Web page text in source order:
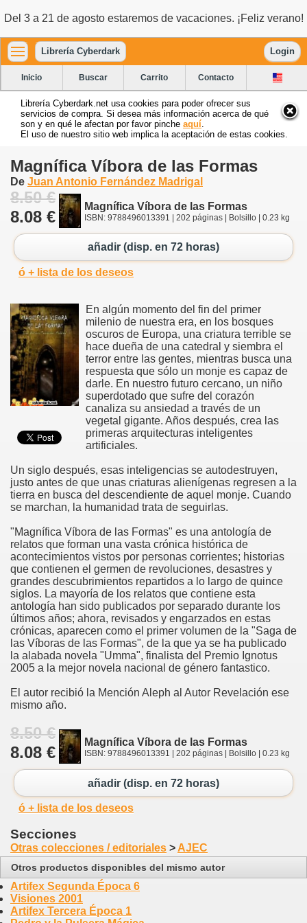
Del 3 a 21 de agosto estaremos de vacaciones. ¡Feliz verano!
Librería Cyberdark Login
Inicio Buscar Carrito Contacto
Librería Cyberdark.net usa cookies para poder ofrecer sus
servicios de compra. Si desea más información acerca de qué
son y en qué le afectan por favor pinche aquí
El uso de nuestro sitio web implica la aceptación de estas cookies.
Magnífica Víbora de las Formas
De Juan Antonio Fernández Madrigal
8.50 €
8.08 €
Magnífica Víbora de las Formas
ISBN: 9788496013391 | 202 páginas | Bolsillo | 0.23 kg
añadir (disp. en 72 horas)
ó + lista de los deseos
En algún momento del fin del primer
milenio de nuestra era, en los bosques
oscuros de Europa, una criatura terrible se
hace dueña de una catedral y siembra el
terror entre las gentes, mientras busca una
respuesta que sólo un monje es capaz de
darle. En nuestro futuro cercano, un niño
superdotado que sufre del corazón
canaliza su ansiedad a través de un
vegetal gigante. Años después, crea las
primeras arquitecturas inteligentes
artificiales.
Un siglo después, esas inteligencias se autodestruyen,
justo antes de que unas criaturas alienígenas regresen a la
tierra en busca del descendiente de aquel monje. Cuando
se marchan, la humanidad trata de seguirlas.
"Magnífica Víbora de las Formas" es una antología de
relatos que forman una vasta crónica histórica de
acontecimientos vistos por personas corrientes; historias
que contienen el germen de revoluciones, desastres y
grandes descubrimientos repartidos a lo largo de quince
siglos. La mayoría de los relatos que contiene esta
antología han sido publicados por separado durante los
últimos años; ahora, revisados y engarzados en estas
crónicas, aparecen como el primer volumen de la "Saga de
las Víboras de las Formas", de la que ya se ha publicado
la alabada novela "Umma", finalista del Premio Ignotus
2005 a la mejor novela nacional de género fantastico.
El autor recibió la Mención Aleph al Autor Revelación ese
mismo año.
8.50 €
8.08 €
Magnífica Víbora de las Formas
ISBN: 9788496013391 | 202 páginas | Bolsillo | 0.23 kg
añadir (disp. en 72 horas)
ó + lista de los deseos
Secciones
Otras colecciones / editoriales > AJEC
Otros productos disponibles del mismo autor
Artifex Segunda Época 6
Visiones 2001
Artifex Tercera Época 1